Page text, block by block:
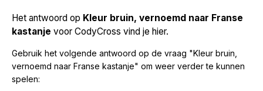
Het antwoord op Kleur bruin, vernoemd naar Franse
kastanje voor CodyCross vind je hier.
Gebruik het volgende antwoord op de vraag "Kleur bruin,
vernoemd naar Franse kastanje" om weer verder te kunnen
spelen: